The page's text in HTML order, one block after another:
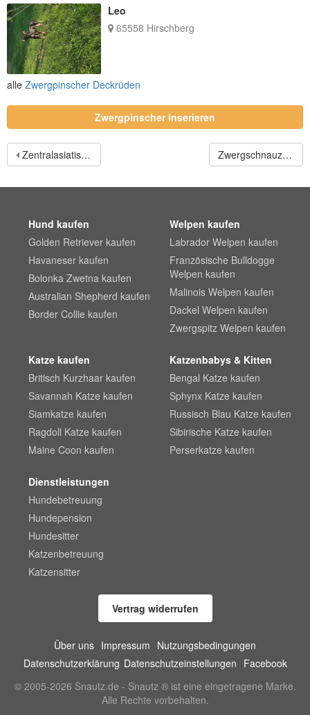
Leo
65558 Hirschberg
alle Zwergpinscher Deckrüden
Zwergpinscher inserieren
Zentralasiatischer Owtscharka Zwergschnauzer
Hund kaufen
Golden Retriever kaufen
Havaneser kaufen
Bolonka Zwetna kaufen
Australian Shepherd kaufen
Border Collie kaufen
Welpen kaufen
Labrador Welpen kaufen
Französische Bulldogge
Welpen kaufen
Malinois Welpen kaufen
Dackel Welpen kaufen
Zwergspitz Welpen kaufen
Katze kaufen
Britisch Kurzhaar kaufen
Savannah Katze kaufen
Siamkatze kaufen
Ragdoll Katze kaufen
Maine Coon kaufen
Katzenbabys & Kitten
Bengal Katze kaufen
Sphynx Katze kaufen
Russisch Blau Katze kaufen
Sibirische Katze kaufen
Perserkatze kaufen
Dienstleistungen
Hundebetreuung
Hundepension
Hundesitter
Katzenbetreuung
Katzensitter
Vertrag widerrufen
Über uns Impressum Nutzungsbedingungen
Datenschutzerklärung Datenschutzeinstellungen Facebook
© 2005-2026 Snautz.de - Snautz ® ist eine eingetragene Marke.
Alle Rechte vorbehalten.